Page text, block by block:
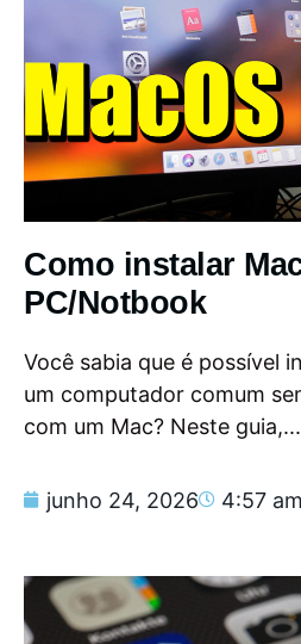
Como instalar
PC/Notbook
Você sabia que é possível
um computador comum
com um Mac? Neste guia,...
junho 24, 2026 4:57 am